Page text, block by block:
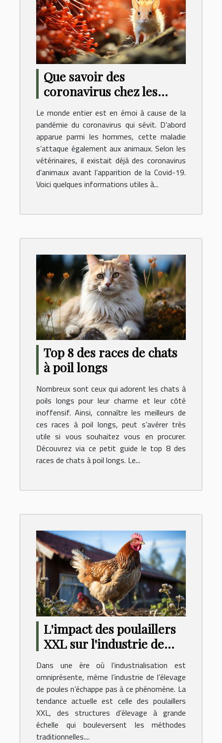
Que savoir des
coronavirus chez les
animaux ?
Le monde entier est en émoi à cause de la
pandémie du coronavirus qui sévit. D’abord
apparue parmi les hommes, cette maladie
s’attaque également aux animaux. Selon les
vétérinaires, il existait déjà des coronavirus
d’animaux avant l’apparition de la Covid-19.
Voici quelques informations utiles à...
Top 8 des races de chats
à poil longs
Nombreux sont ceux qui adorent les chats à
poils longs pour leur charme et leur côté
inoffensif. Ainsi, connaître les meilleurs de
ces races à poil longs, peut s’avérer très
utile si vous souhaitez vous en procurer.
Découvrez via ce petit guide le top 8 des
races de chats à poil longs. Le...
L'impact des poulaillers
XXL sur l'industrie de
l'élevage de poules
Dans une ère où l’industrialisation est
omniprésente, même l’industrie de l’élevage
de poules n’échappe pas à ce phénomène. La
tendance actuelle est celle des poulaillers
XXL, des structures d’élevage à grande
échelle qui bouleversent les méthodes
traditionnelles....